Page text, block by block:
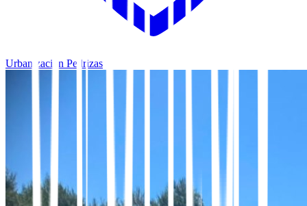
Urbanización Pedrizas